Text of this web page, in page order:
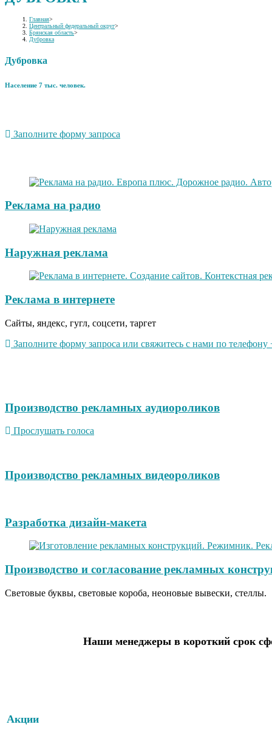
Главная>
Центральный федеральный округ>
Брянская область>
Дубровка
Дубровка
Население 7 тыс. человек.
Заполните форму запроса
Реклама на радио
Наружная реклама
Реклама в интернете
Сайты, яндекс, гугл, соцсети, таргет
Заполните форму запроса или свяжитесь с нами по
Производство рекламных аудиороликов
Прослушать голоса
Производство рекламных видеороликов
Разработка дизайн-макета
Производство и согласование рекламных
Световые буквы, световые короба, неоновые вывески, стеллы.
Наши менеджеры в короткий срок
Акции